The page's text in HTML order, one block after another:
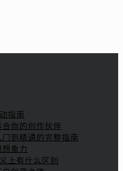
指南
你的创作伙伴
到精通的完整指南
象力
上有什么区别